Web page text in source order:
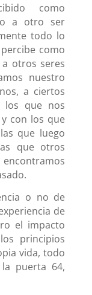
como
a otro ser
todo lo
como
otros seres
nuestro
a ciertos
los que nos
con los que
que luego
que otros
o no de
de
el impacto
principios
vida, todo
puerta 64,